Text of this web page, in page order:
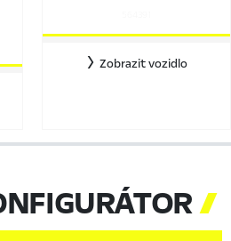
Zobrazit vozidlo
